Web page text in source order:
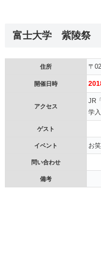
富士大学 紫陵祭
住所 〒
開催日時
アクセス
JR
学
ゲスト
イベント お
問い合わせ
備考